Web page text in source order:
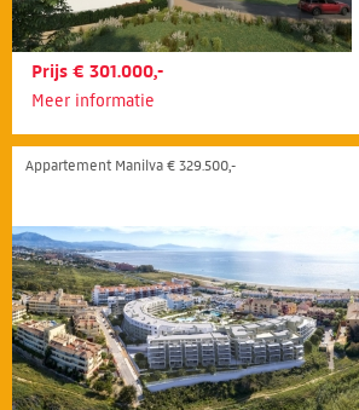
Prijs € 301.000,-
Meer informatie
Appartement Manilva € 329.500,-